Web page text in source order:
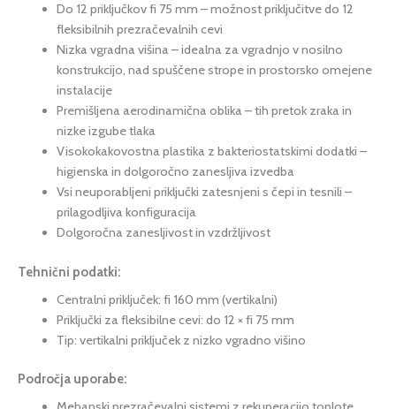
Do 12 priključkov fi 75 mm – možnost priključitve do 12
fleksibilnih prezračevalnih cevi
Nizka vgradna višina – idealna za vgradnjo v nosilno
konstrukcijo, nad spuščene strope in prostorsko omejene
instalacije
Premišljena aerodinamična oblika – tih pretok zraka in
nizke izgube tlaka
Visokokakovostna plastika z bakteriostatskimi dodatki –
higienska in dolgoročno zanesljiva izvedba
Vsi neuporabljeni priključki zatesnjeni s čepi in tesnili –
prilagodljiva konfiguracija
Dolgoročna zanesljivost in vzdržljivost
Tehnični podatki:
Centralni priključek: fi 160 mm (vertikalni)
Priključki za fleksibilne cevi: do 12 × fi 75 mm
Tip: vertikalni priključek z nizko vgradno višino
Področja uporabe: